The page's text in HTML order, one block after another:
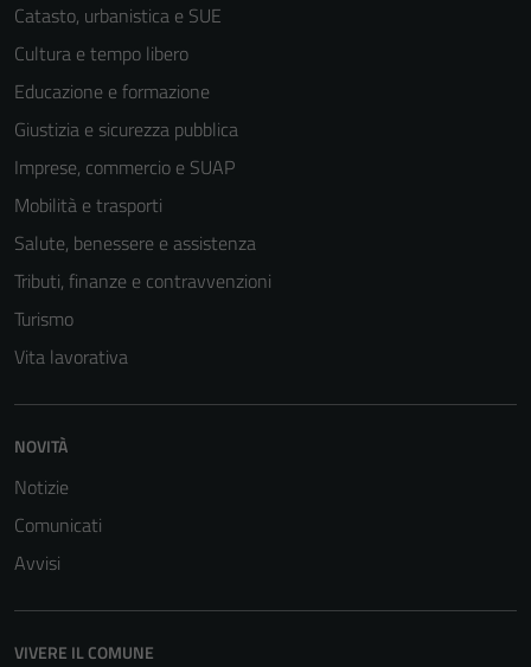
Catasto, urbanistica e SUE
Cultura e tempo libero
Educazione e formazione
Giustizia e sicurezza pubblica
Imprese, commercio e SUAP
Mobilità e trasporti
Salute, benessere e assistenza
Tributi, finanze e contravvenzioni
Turismo
Vita lavorativa
NOVITÀ
Notizie
Comunicati
Avvisi
VIVERE IL COMUNE